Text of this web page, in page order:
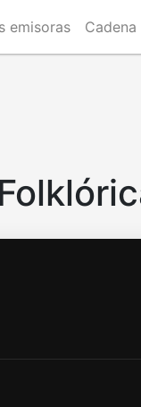
emisoras Cadena